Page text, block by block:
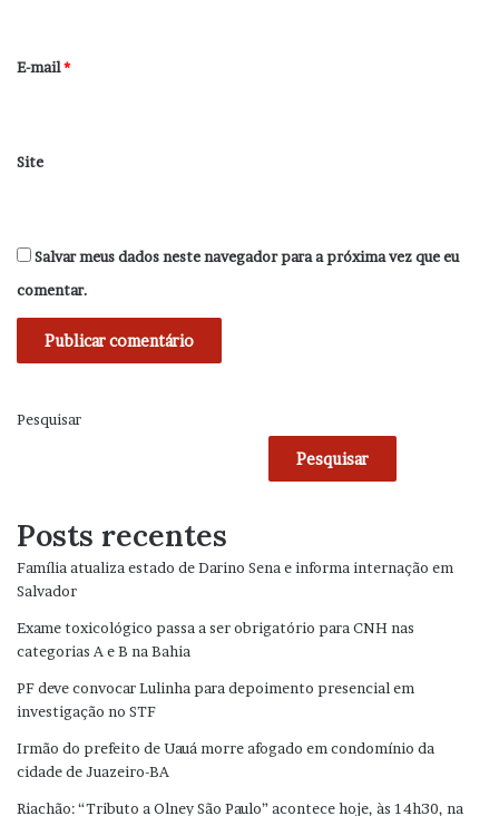
*
E-mail*
Site
Salvar meus dados neste navegador para a próxima vez que eu
comentar.
Pesquisar
Pesquisar
Posts recentes
Família atualiza estado de Darino Sena e informa internação em
Salvador
Exame toxicológico passa a ser obrigatório para CNH nas
categorias A e B na Bahia
PF deve convocar Lulinha para depoimento presencial em
investigação no STF
Irmão do prefeito de Uauá morre afogado em condomínio da
cidade de Juazeiro-BA
Riachão: “Tributo a Olney São Paulo” acontece hoje, às 14h30, na